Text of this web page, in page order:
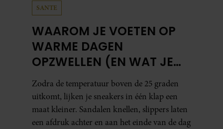
SANTE
WAAROM JE VOETEN OP
WARME DAGEN
OPZWELLEN (EN WAT JE
ERAAN KUNT DOEN)
Zodra de temperatuur boven de 25 graden
uitkomt, lijken je sneakers in één klap een
maat kleiner. Sandalen knellen, slippers laten
een afdruk achter en aan het einde van de dag